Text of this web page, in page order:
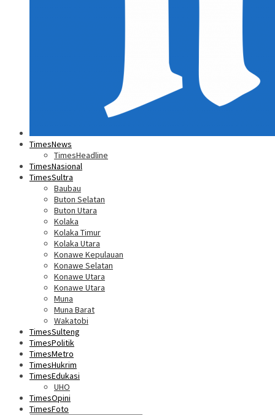
TimesNews
TimesHeadline
TimesNasional
TimesSultra
Baubau
Buton Selatan
Buton Utara
Kolaka
Kolaka Timur
Kolaka Utara
Konawe Kepulauan
Konawe Selatan
Konawe Utara
Konawe Utara
Muna
Muna Barat
Wakatobi
TimesSulteng
TimesPolitik
TimesMetro
TimesHukrim
TimesEdukasi
UHO
TimesOpini
TimesFoto